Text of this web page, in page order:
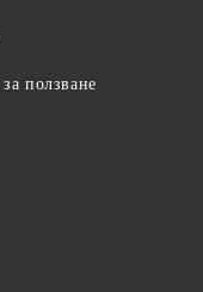
ползване